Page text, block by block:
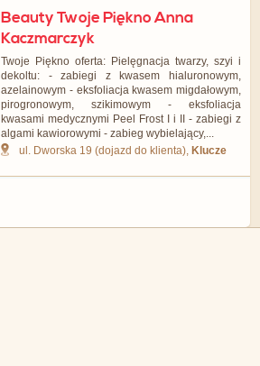
Beauty Twoje Piękno Anna
Kaczmarczyk
Twoje Piękno oferta: Pielęgnacja twarzy, szyi i
dekoltu: - zabiegi z kwasem hialuronowym,
azelainowym - eksfoliacja kwasem migdałowym,
pirogronowym, szikimowym - eksfoliacja
kwasami medycznymi Peel Frost I i II - zabiegi z
algami kawiorowymi - zabieg wybielający,...
ul. Dworska 19 (dojazd do klienta), Klucze